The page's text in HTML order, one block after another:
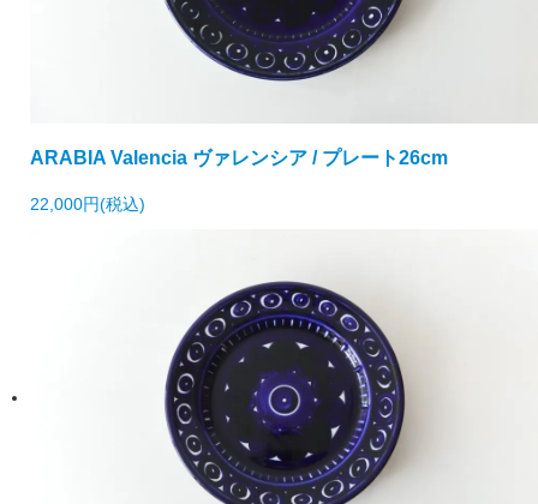
ARABIA Valencia ヴァレンシア / プレート26cm
22,000円(税込)